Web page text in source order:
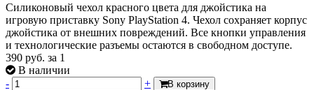
Силиконовый чехол красного цвета для джойстика на
игровую приставку Sony PlayStation 4. Чехол сохраняет корпус
джойстика от внешних повреждений. Все кнопки управления
и технологические разъемы остаются в свободном доступе.
390 руб. за 1
В наличии
-
+ В корзину